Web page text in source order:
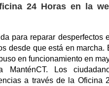
24 Horas en la
para reparar desperfectos
desde que está en marcha.
en funcionamiento en
ManténCT. Los
a través de la Oficina